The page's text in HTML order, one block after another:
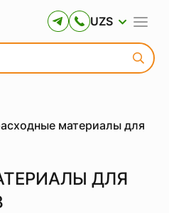
UZS
материалы для
ДЛЯ